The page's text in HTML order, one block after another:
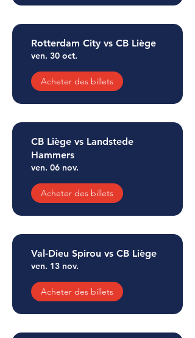
Rotterdam City vs CB Liège
ven. 30 oct.
Acheter des billets
CB Liège vs Landstede
Hammers
ven. 06 nov.
Acheter des billets
Val-Dieu Spirou vs CB Liège
ven. 13 nov.
Acheter des billets